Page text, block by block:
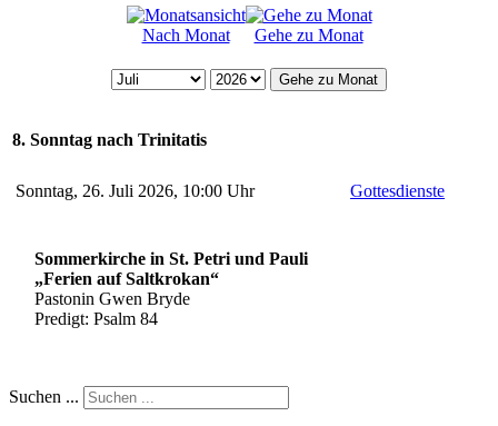
Nach Monat Gehe zu Monat
Gehe zu Monat
8. Sonntag nach Trinitatis
Sonntag, 26. Juli 2026, 10:00 Uhr Gottesdienste
Sommerkirche in St. Petri und Pauli
„Ferien auf Saltkrokan“
Pastonin Gwen Bryde
Predigt: Psalm 84
Suchen ...